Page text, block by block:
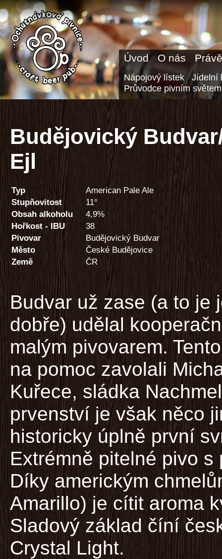
Úvod O nás
Nápojový lístek
Jídelní
Průvodce pivním světem
Budějovický
Ejl
Typ
American Pale Ale
Stupňovitost
11°
Obsah alkoholu
4,9%
Hořkost - IBU
38
Pivovar
Budějovický Budvar
Město
České Budějovice
Země
ČR
Budvar už zase (a to je
dobře) udělal
malým pivovarem.
na pomoc zavolali
Kuřece, sládka
prvenství je však něco
historicky úplně první
Extrémně pitelné pivo
Díky americkým
Amarillo) je cítit aroma
Sladový základ číní
Crystal Light.